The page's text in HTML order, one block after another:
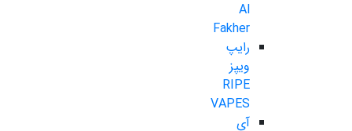
Al
Fakher
رایپ
ویپز
RIPE
VAPES
آی